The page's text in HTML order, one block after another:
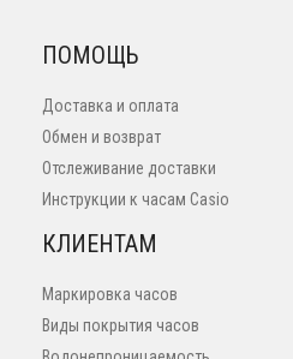
ПОМОЩЬ
Доставка и оплата
Обмен и возврат
Отслеживание доставки
Инструкции к часам Casio
КЛИЕНТАМ
Маркировка часов
Виды покрытия часов